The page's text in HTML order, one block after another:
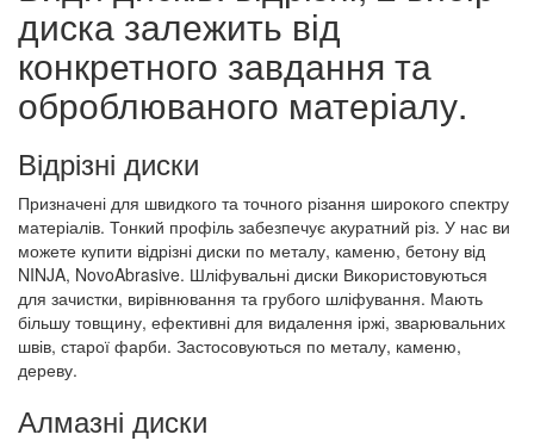
диска залежить від
конкретного завдання та
оброблюваного матеріалу.
Відрізні диски
Призначені для швидкого та точного різання широкого спектру
матеріалів. Тонкий профіль забезпечує акуратний різ. У нас ви
можете купити відрізні диски по металу, каменю, бетону від
NINJA, NovoAbrasive. Шліфувальні диски Використовуються
для зачистки, вирівнювання та грубого шліфування. Мають
більшу товщину, ефективні для видалення іржі, зварювальних
швів, старої фарби. Застосовуються по металу, каменю,
дереву.
Алмазні диски